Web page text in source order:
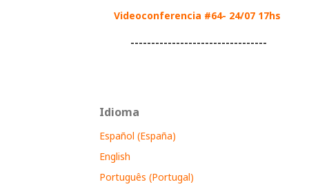
Videoconferencia #64- 24/07 17hs
---------------------------------
Idioma
Español (España)
English
Português (Portugal)